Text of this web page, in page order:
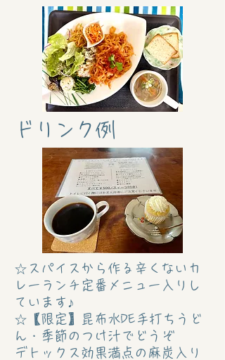
ドリンク例
☆スパイスから作る辛くないカ
レーランチ定番メニュー入りし
ています♪
☆【限定】昆布水DE手打ちうど
ん・季節のつけ汁でどうぞ
デトックス効果満点の麻炭入り